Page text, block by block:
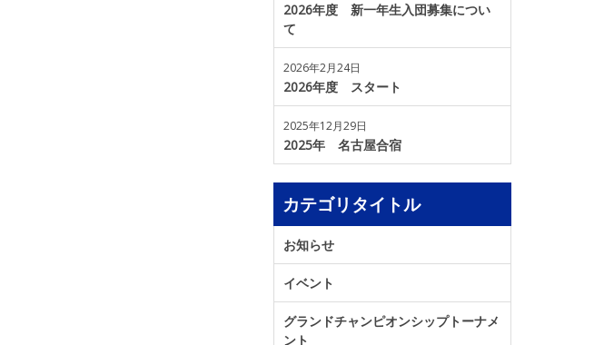
2026年度 新一年生入団募集につい
て
2026年2月24日
2026年度 スタート
2025年12月29日
2025年 名古屋合宿
カテゴリタイトル
お知らせ
イベント
グランドチャンピオンシップトーナメ
ント